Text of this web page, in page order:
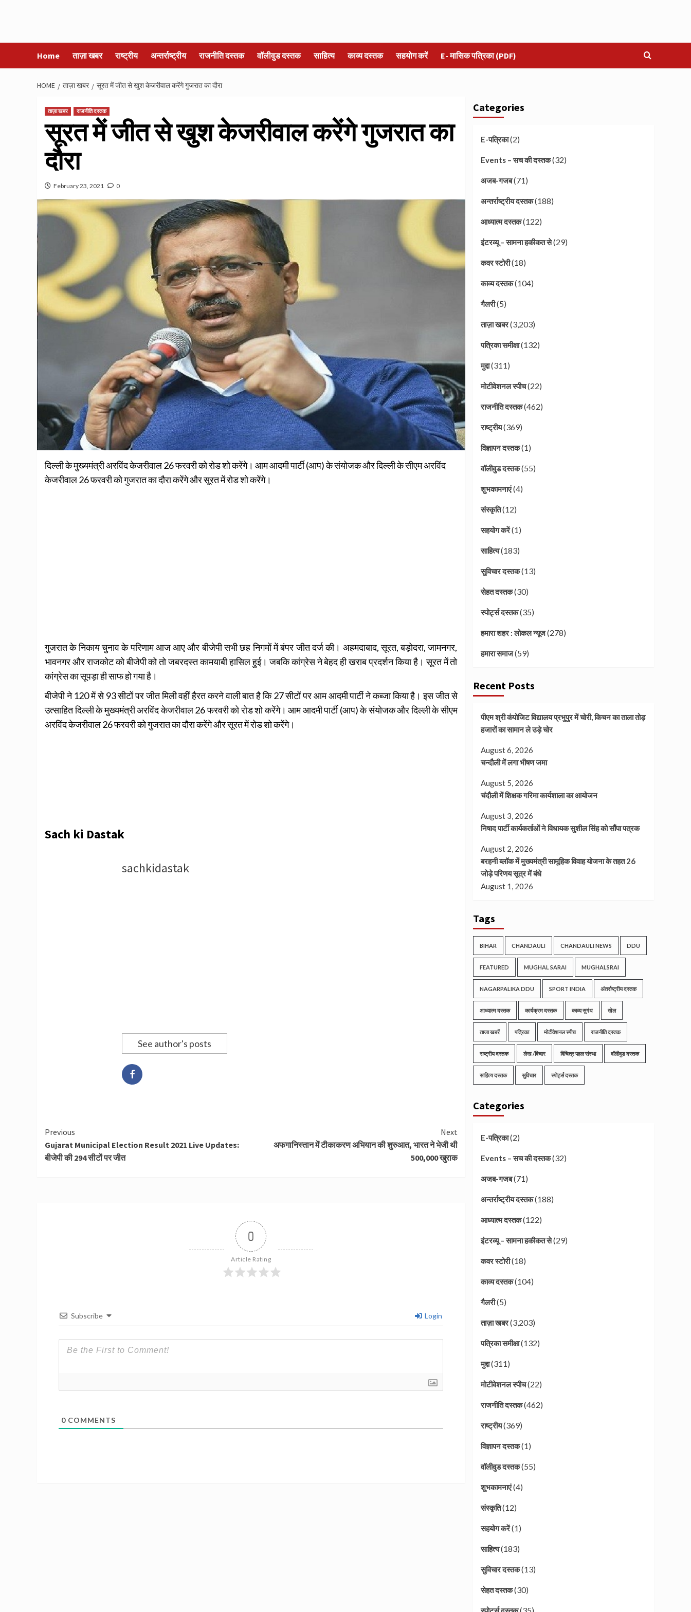
Home ताज़ा खबर राष्ट्रीय अन्तर्राष्ट्रीय राजनीति दस्तक वॉलीवुड दस्तक साहित्य काव्य दस्तक सहयोग करें E- मासिक पत्रिका (PDF)
HOME ताज़ा खबर सूरत में जीत से खुश केजरीवाल करेंगे गुजरात का दौरा
ताज़ा खबर राजनीति दस्तक
सूरत में जीत से खुश केजरीवाल करेंगे गुजरात का
दौरा
February 23, 2021 0
दिल्ली के मुख्यमंत्री अरविंद केजरीवाल 26 फरवरी को रोड शो करेंगे। आम आदमी पार्टी (आप) के संयोजक और दिल्ली के सीएम अरविंद
केजरीवाल 26 फरवरी को गुजरात का दौरा करेंगे और सूरत में रोड शो करेंगे।
गुजरात के निकाय चुनाव के परिणाम आज आए और बीजेपी सभी छह निगमों में बंपर जीत दर्ज की। अहमदाबाद, सूरत, बड़ोदरा, जामनगर,
भावनगर और राजकोट को बीजेपी को तो जबरदस्त कामयाबी हासिल हुई। जबकि कांग्रेस ने बेहद ही खराब प्रदर्शन किया है। सूरत में तो
कांग्रेस का सूपड़ा ही साफ हो गया है।
बीजेपी ने 120 में से 93 सीटों पर जीत मिली वहीं हैरत करने वाली बात है कि 27 सीटों पर आम आदमी पार्टी ने कब्जा किया है। इस जीत से
उत्साहित दिल्ली के मुख्यमंत्री अरविंद केजरीवाल 26 फरवरी को रोड शो करेंगे। आम आदमी पार्टी (आप) के संयोजक और दिल्ली के सीएम
अरविंद केजरीवाल 26 फरवरी को गुजरात का दौरा करेंगे और सूरत में रोड शो करेंगे।
Sach ki Dastak
sachkidastak
See author's posts
Continue
Reading
Previous
Gujarat Municipal Election Result 2021 Live Updates:
बीजेपी की 294 सीटों पर जीत
Next
अफगानिस्तान में टीकाकरण अभियान की शुरुआत, भारत ने भेजी थी
500,000 खुराक
0
Article Rating
Subscribe Login
0 COMMENTS
Categories
E-पत्रिका(2)
Events – सच की दस्तक(32)
अजब-गजब(71)
अन्तर्राष्ट्रीय दस्तक(188)
आध्यात्म दस्तक(122)
इंटरव्यू – सामना हकीकत से(29)
कवर स्टोरी(18)
काव्य दस्तक(104)
गैलरी(5)
ताज़ा खबर(3,203)
पत्रिका समीक्षा(132)
मुद्दा(311)
मोटीवेशनल स्पीच(22)
राजनीति दस्तक(462)
राष्ट्रीय(369)
विज्ञापन दस्तक(1)
वॉलीवुड दस्तक(55)
शुभकामनाएं(4)
संस्कृति(12)
सहयोग करें(1)
साहित्य(183)
सुविचार दस्तक(13)
सेहत दस्तक(30)
स्पोर्ट्स दस्तक(35)
हमारा शहर : लोकल न्यूज(278)
हमारा समाज(59)
Recent Posts
पीएम श्री कंपोजिट विद्यालय प्रभुपुर में चोरी, किचन का ताला तोड़
हजारों का सामान ले उड़े चोर
August 6, 2026
चन्दौली में लगा भीषण जमा
August 5, 2026
चंदौली में शिक्षक गरिमा कार्यशाला का आयोजन
August 3, 2026
निषाद पार्टी कार्यकर्ताओं ने विधायक सुशील सिंह को सौंपा पत्रक
August 2, 2026
बरहनी ब्लॉक में मुख्यमंत्री सामूहिक विवाह योजना के तहत 26
जोड़े परिणय सूत्र में बंधे
August 1, 2026
Tags
BIHAR CHANDAULI CHANDAULI NEWS DDU
FEATURED MUGHAL SARAI MUGHALSRAI
NAGARPALIKA DDU SPORT INDIA अंतर्राष्ट्रीय दस्तक
आध्यात्म दस्तक कार्यक्रम दस्तक काव्य सुगंध खेल
ताजा खबरें पत्रिका मोटीवेशनल स्पीच राजनीति दस्तक
राष्ट्रीय दस्तक लेख /विचार विचित्र पहल संस्था वॉलीवुड दस्तक
साहित्य दस्तक सुविचार स्पोर्ट्स दस्तक
Categories
E-पत्रिका(2)
Events – सच की दस्तक(32)
अजब-गजब(71)
अन्तर्राष्ट्रीय दस्तक(188)
आध्यात्म दस्तक(122)
इंटरव्यू – सामना हकीकत से(29)
कवर स्टोरी(18)
काव्य दस्तक(104)
गैलरी(5)
ताज़ा खबर(3,203)
पत्रिका समीक्षा(132)
मुद्दा(311)
मोटीवेशनल स्पीच(22)
राजनीति दस्तक(462)
राष्ट्रीय(369)
विज्ञापन दस्तक(1)
वॉलीवुड दस्तक(55)
शुभकामनाएं(4)
संस्कृति(12)
सहयोग करें(1)
साहित्य(183)
सुविचार दस्तक(13)
सेहत दस्तक(30)